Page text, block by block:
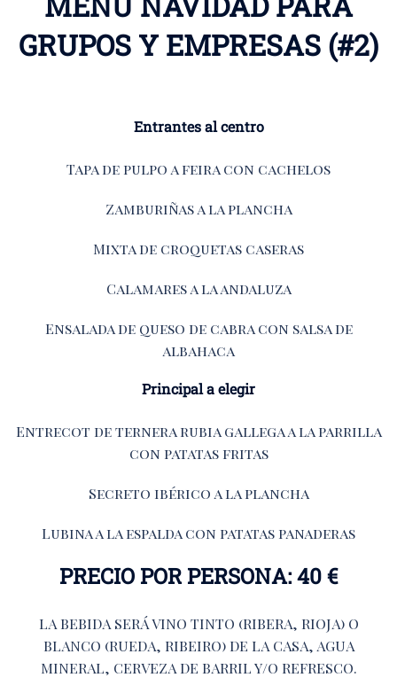
GRUPOS Y EMPRESAS (#2)
Entrantes al centro
Tapa de pulpo a feira con cachelos
Zamburiñas a la plancha
Mixta de croquetas caseras
Calamares a la andaluza
Ensalada de queso de cabra con salsa de
albahaca
Principal a elegir
Entrecot de ternera rubia gallega a la parrilla
con patatas fritas
Secreto ibérico a la plancha
Lubina a la espalda con patatas panaderas
PRECIO POR PERSONA: 40 €
LA BEBIDA SERÁ VINO TINTO (RIBERA, RIOJA) O
BLANCO (RUEDA, RIBEIRO) DE LA CASA, AGUA
MINERAL, CERVEZA DE BARRIL Y/O REFRESCO.